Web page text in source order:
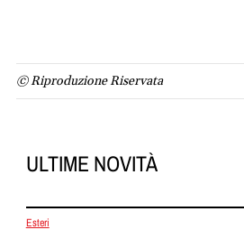
© Riproduzione Riservata
ULTIME NOVITÀ
Esteri